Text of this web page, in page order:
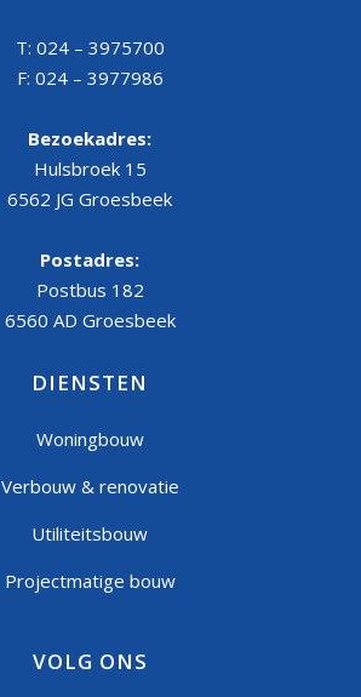
T: 024 – 3975700
F: 024 – 3977986
Bezoekadres:
Hulsbroek 15
6562 JG Groesbeek
Postadres:
Postbus 182
6560 AD Groesbeek
DIENSTEN
Woningbouw
Verbouw & renovatie
Utiliteitsbouw
Projectmatige bouw
VOLG ONS